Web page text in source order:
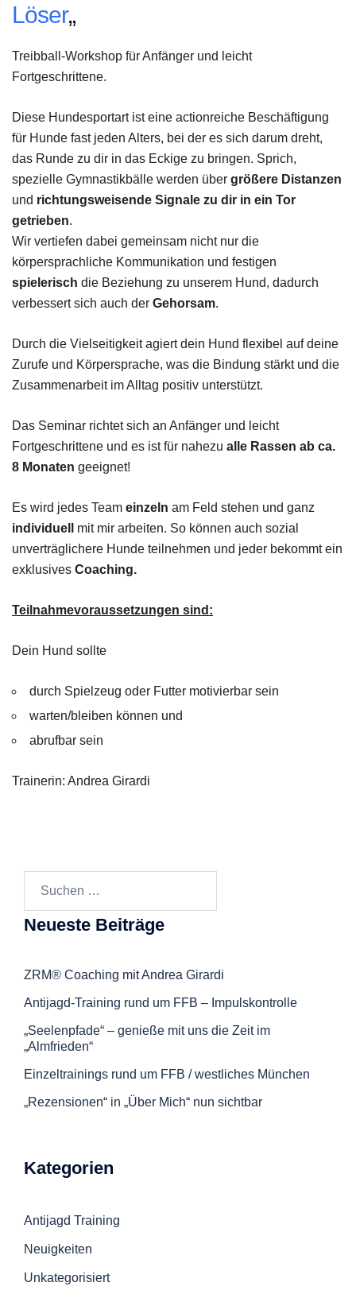
Löser„
Treibball-Workshop für Anfänger und leicht
Fortgeschrittene.
Diese Hundesportart ist eine actionreiche Beschäftigung
für Hunde fast jeden Alters, bei der es sich darum dreht,
das Runde zu dir in das Eckige zu bringen. Sprich,
spezielle Gymnastikbälle werden über größere Distanzen
und richtungsweisende Signale zu dir in ein Tor
getrieben.
Wir vertiefen dabei gemeinsam nicht nur die
körpersprachliche Kommunikation und festigen
spielerisch die Beziehung zu unserem Hund, dadurch
verbessert sich auch der Gehorsam.
Durch die Vielseitigkeit agiert dein Hund flexibel auf deine
Zurufe und Körpersprache, was die Bindung stärkt und die
Zusammenarbeit im Alltag positiv unterstützt.
Das Seminar richtet sich an Anfänger und leicht
Fortgeschrittene und es ist für nahezu alle Rassen ab ca.
8 Monaten geeignet!
Es wird jedes Team einzeln am Feld stehen und ganz
individuell
mit mir arbeiten. So können auch sozial
unverträglichere Hunde teilnehmen und jeder bekommt ein
exklusives Coaching.
Teilnahmevoraussetzungen sind:
Dein Hund sollte
durch Spielzeug oder Futter motivierbar sein
warten/bleiben können und
abrufbar sein
Trainerin: Andrea Girardi
Neueste Beiträge
ZRM® Coaching mit Andrea Girardi
Antijagd-Training rund um FFB – Impulskontrolle
„Seelenpfade“ – genieße mit uns die Zeit im
„Almfrieden“
Einzeltrainings rund um FFB / westliches München
„Rezensionen“ in „Über Mich“ nun sichtbar
Kategorien
Antijagd Training
Neuigkeiten
Unkategorisiert